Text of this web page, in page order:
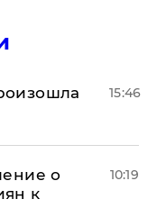
15:46
о
к
10:19